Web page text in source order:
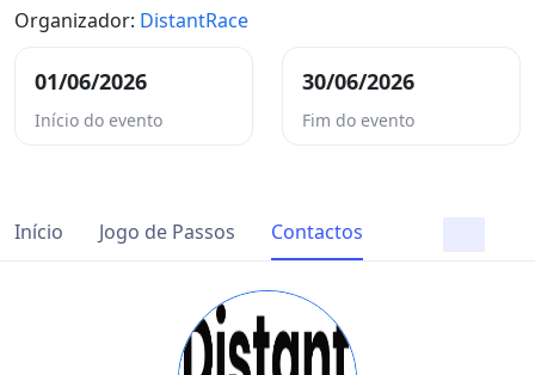
Organizador: DistantRace
01/06/2026
Início do evento
30/06/2026
Fim do evento
Início Jogo de Passos Contactos